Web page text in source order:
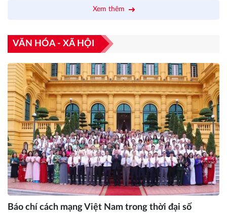
Xem thêm
VĂN HÓA - XÃ HỘI
Báo chí cách mạng Việt Nam trong thời đại số